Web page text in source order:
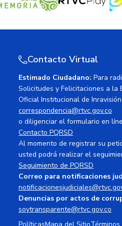
Contacto Virtual
Estimado Ciudadano: Para
Solicitudes y Felicitaciones a
Oficial Institucional de Inravisión
correspondencia@rtvc.gov.co
o diligenciar el formulario en
Contacto PQRSD
Al momento de registrar su
usted podrá realizar el
Seguimiento de PQRSD
Correo para notificaciones
Denuncias por actos de
soytransparente@rtvc.gov.co